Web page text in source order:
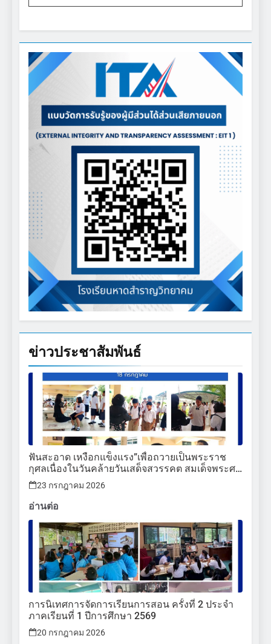
ข่าวประชาสัมพันธ์
ฟันสะอาด เหงือกแข็งแรง”เพื่อถวายเป็นพระราช
กุศลเนื่องในวันคล้ายวันเสด็จสวรรคต สมเด็จพระศรี
นครินทราบรมราชชนนี
23 กรกฎาคม 2026
อ่านต่อ
การนิเทศการจัดการเรียนการสอน ครั้งที่ 2 ประจำ
ภาคเรียนที่ 1 ปีการศึกษา 2569
20 กรกฎาคม 2026